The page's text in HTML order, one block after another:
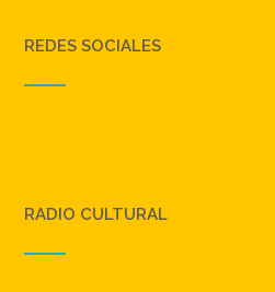
REDES SOCIALES
RADIO CULTURAL